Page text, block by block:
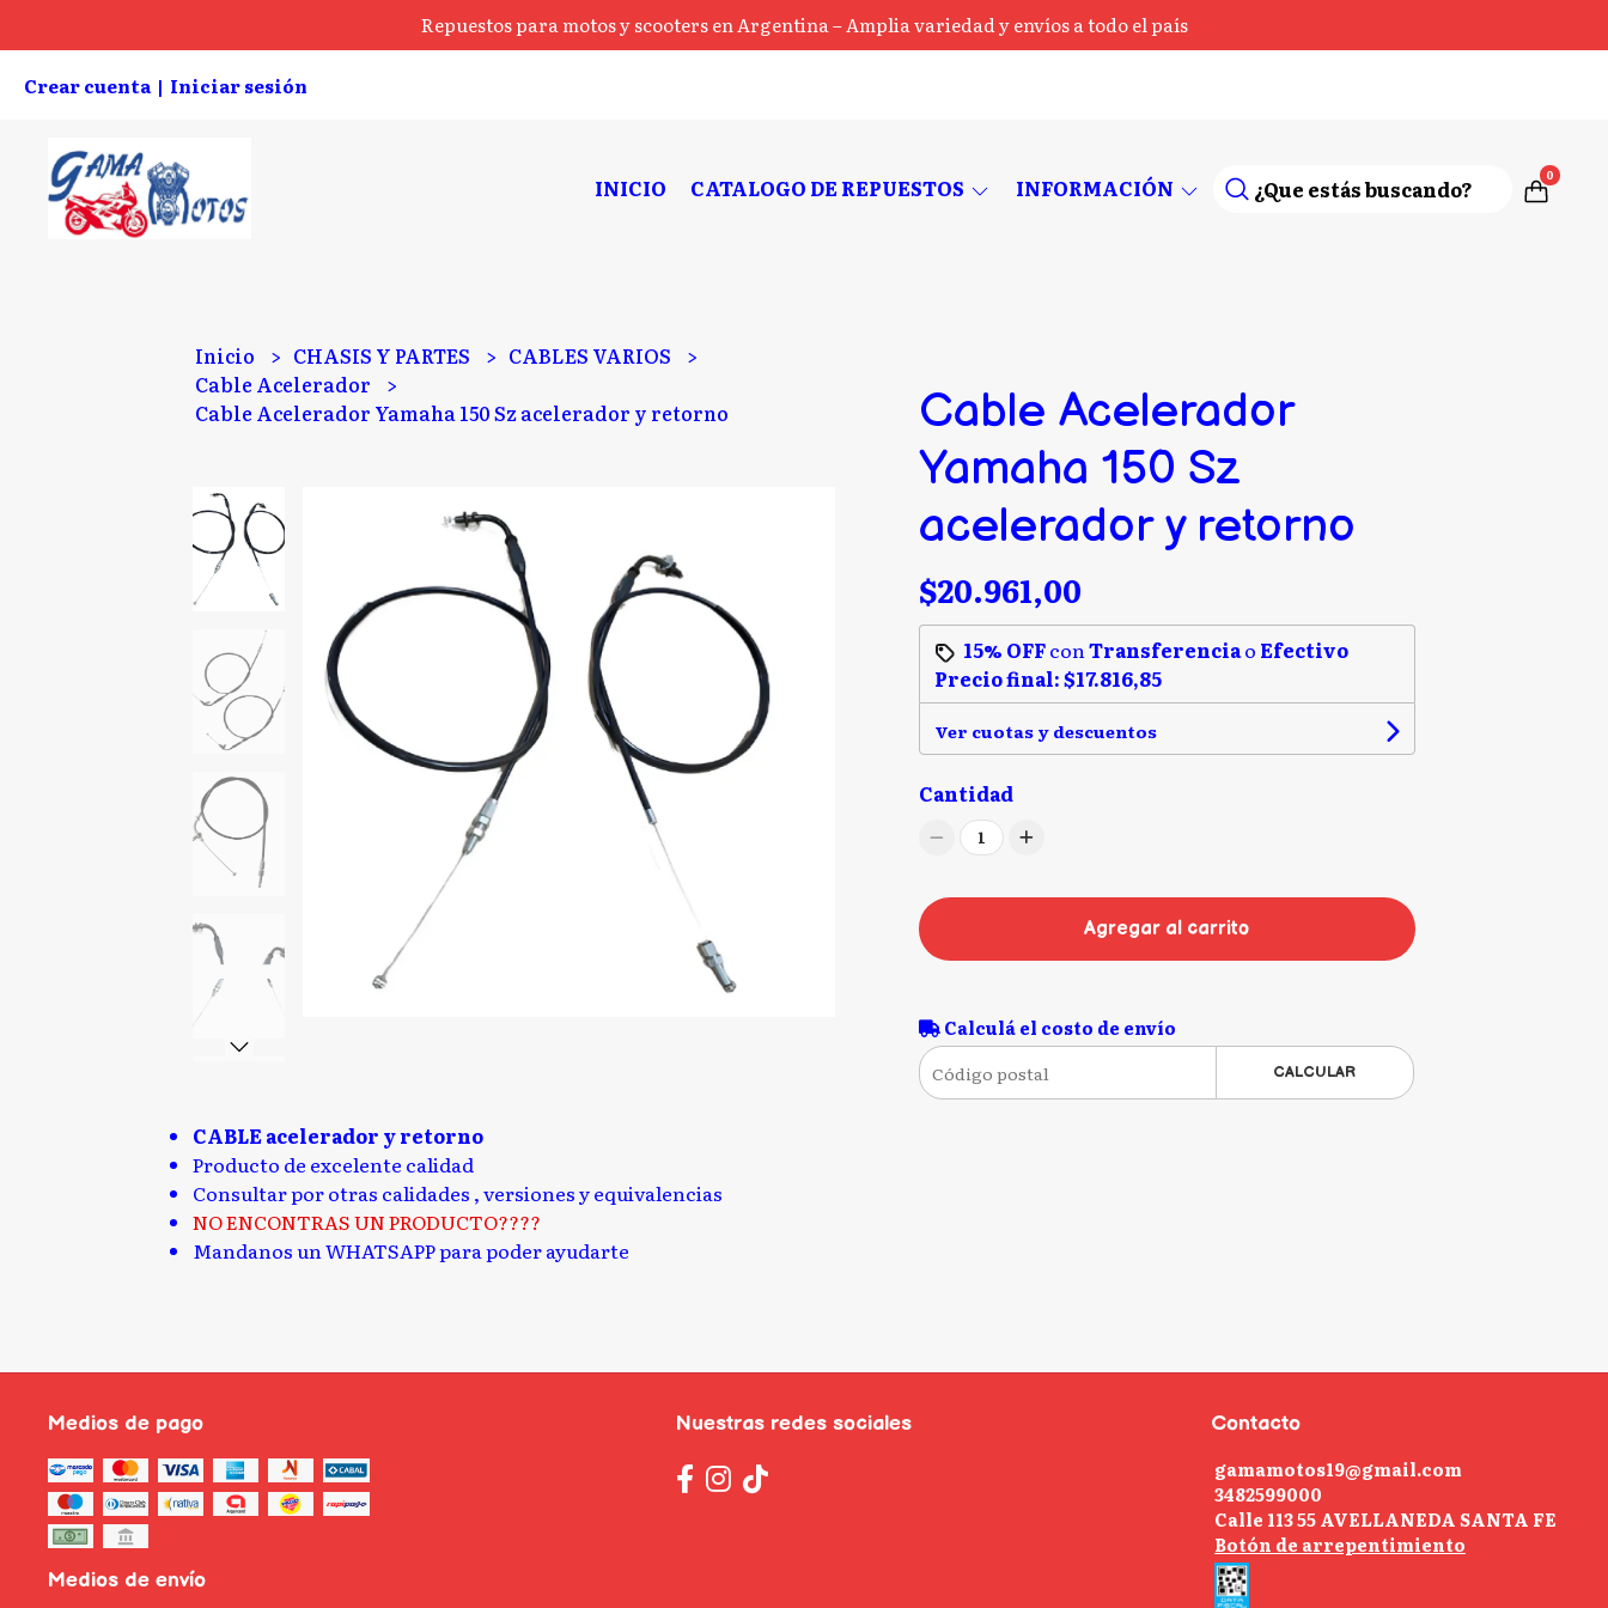
Repuestos para motos y scooters en Argentina – Amplia variedad y envíos a todo el país
Crear cuenta | Iniciar sesión
INICIO CATALOGO DE REPUESTOS INFORMACIÓN 0
Inicio CHASIS Y PARTES
CABLES VARIOS
Cable Acelerador
Cable Acelerador Yamaha 150 Sz acelerador y retorno
CABLE acelerador y retorno
Producto de excelente calidad
Consultar por otras calidades , versiones y equivalencias
NO ENCONTRAS UN PRODUCTO????
Mandanos un WHATSAPP para poder ayudarte
Cable Acelerador
Yamaha 150 Sz
acelerador y retorno
$20.961,00
15% OFFconTransferenciao Efectivo
Precio final:$17.816,85
Ver cuotas y descuentos
Cantidad
1
Agregar al carrito
Calculá el costo de envío
CALCULAR
Medios de pago
Medios de envío
Nuestras redes sociales
Contacto
gamamotos19@gmail.com
3482599000
Calle 113 55 AVELLANEDA SANTA FE
Botón de arrepentimiento